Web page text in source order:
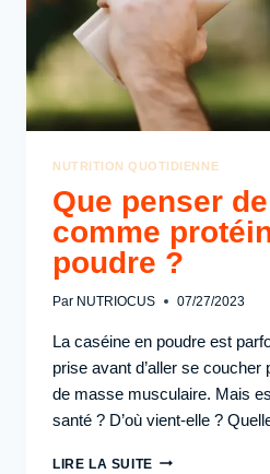
NUTRITION QUOTIDIENNE
Que penser
comme
poudre ?
Par NUTRIOCUS 07/27/2023
La caséine en poudre est
prise avant d’aller se
de masse musculaire. Mais
santé ? D’où vient-elle ?
LIRE LA SUITEQUE